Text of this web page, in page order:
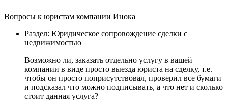
Вопросы к юристам компании Инока
Раздел: Юридическое сопровождение сделки с
недвижимостью
Возможно ли, заказать отдельно услугу в вашей
компании в виде просто выезда юриста на сделку, т.е.
чтобы он просто поприсутствовал, проверил все бумаги
и подсказал что можно подписывать, а что нет и сколько
стоит данная услуга?